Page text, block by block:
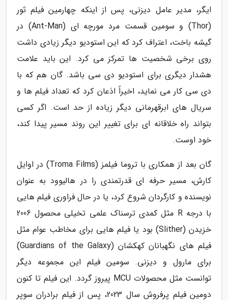
ایگر، مدیر عامل دیزنی، پس از اینکه چهارمین فیلم ثور
(Thor) و سومین قسمت مرد مورچه ای (Ant-Man) در
گیشه باخت، اعتراف کرد که این استودیو دیگر زیادی داشت
روی برخی شخصیت ها تمرکز می کرد. این باید علامت
هشدار دیگری برای استودیو دی سی باشد. گان هم که با
دی سی کار می نماید، اخیراً اذعان کرد که تعداد فیلم ها و
سریال های ابرقهرمانی دیگر زیاده از حد است. اگر کسی
بتواند راه خلاقانه ای برای تغییر این روند مسیر پیدا کند،
خود اوست.
گان بعد از همکاری با تروما فیلمز (Troma Films) در اوایل
کارش، مسیر حرفه ای قدرتمندی را در هالیوود به عنوان
نویسنده و کارگردان شروع کرد، یا در حال فراوری فیلم هایی
با درجه R مثل کمدی ترسناک علمی تخیلی محصول 2006
خزیدن (Slither) بود یا فیلم هایی برای مخاطب عوام مثل
فیلم های نگهبانان کهکشان (Guardians of the Galaxy)
برای مارول و دیزنی. سومین فیلم این مجموعه دیگر
توانست مثل محصولات MCU پیروز گردد. این فیلم تا کنون
دومین فیلم پرفروش سال 2023، پس از فیلم برادران سوپر